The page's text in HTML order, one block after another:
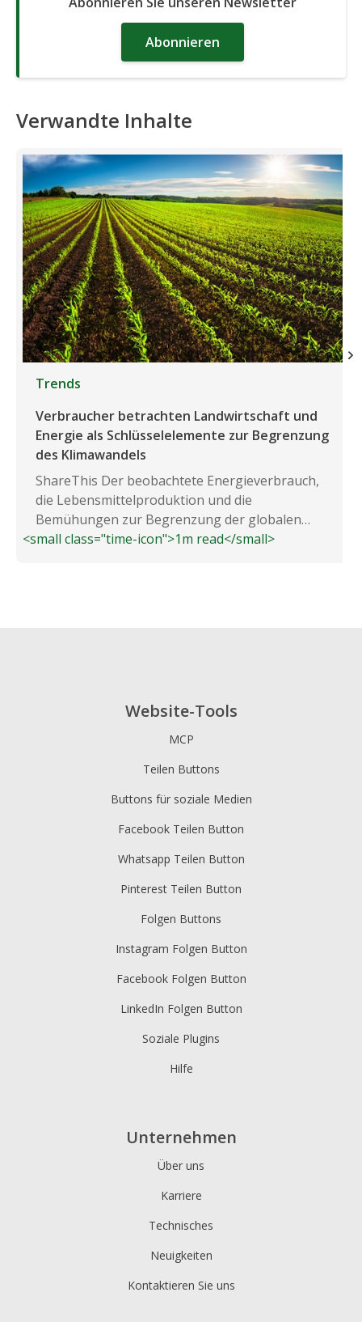
Abonnieren
Verwandte Inhalte
Trends
Verbraucher betrachten Landwirtschaft und
Energie als Schlüsselelemente zur Begrenzung
des Klimawandels
ShareThis Der beobachtete Energieverbrauch,
die Lebensmittelproduktion und die
Bemühungen zur Begrenzung der globalen
Erwärmung stehen im Vordergrund...
<small class="time-icon">1m read</small>
Website-Tools
MCP
Teilen Buttons
Buttons für soziale Medien
Facebook Teilen Button
Whatsapp Teilen Button
Pinterest Teilen Button
Folgen Buttons
Instagram Folgen Button
Facebook Folgen Button
LinkedIn Folgen Button
Soziale Plugins
Hilfe
Unternehmen
Über uns
Karriere
Technisches
Neuigkeiten
Kontaktieren Sie uns